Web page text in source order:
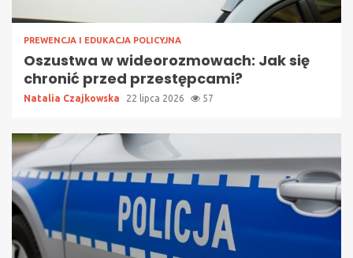
PREWENCJA I EDUKACJA POLICYJNA
Oszustwa w wideorozmowach: Jak się
chronić przed przestępcami?
Natalia Czajkowska 22 lipca 2026 57